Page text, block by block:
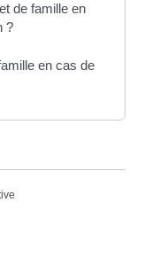
de famille en
?
en cas de